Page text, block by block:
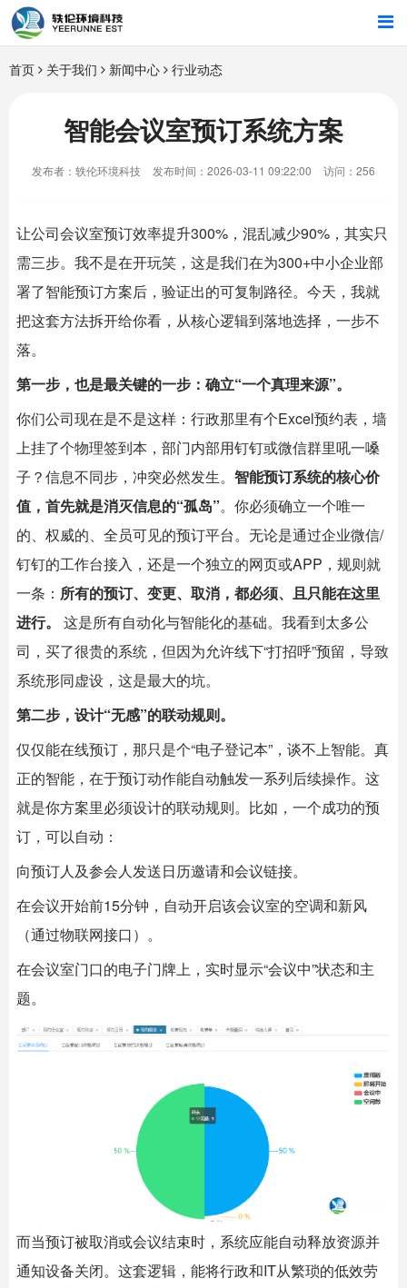
首页
行业解决方案
智能硬件
关于我们
首页 关于我们 新闻中心 行业动态
智能会议室预订系统方案
发布者：轶伦环境科技 发布时间：2026-03-11 09:22:00 访问：256
让公司会议室预订效率提升300%，混乱减少90%，其实只
需三步。我不是在开玩笑，这是我们在为300+中小企业部
署了智能预订方案后，验证出的可复制路径。今天，我就
把这套方法拆开给你看，从核心逻辑到落地选择，一步不
落。
第一步，也是最关键的一步：确立“一个真理来源”。
你们公司现在是不是这样：行政那里有个Excel预约表，墙
上挂了个物理签到本，部门内部用钉钉或微信群里吼一嗓
子？信息不同步，冲突必然发生。 智能预订系统的核心价
值，首先就是消灭信息的“孤岛”。你必须确立一个唯一
的、权威的、全员可见的预订平台。无论是通过企业微信/
钉钉的工作台接入，还是一个独立的网页或APP，规则就
一条： 所有的预订、变更、取消，都必须、且只能在这里
进行。
​ 这是所有自动化与智能化的基础。我看到太多公
司，买了很贵的系统，但因为允许线下“打招呼”预留，导致
系统形同虚设，这是最大的坑。
第二步，设计“无感”的联动规则。
仅仅能在线预订，那只是个“电子登记本”，谈不上智能。真
正的智能，在于预订动作能自动触发一系列后续操作。这
就是你方案里必须设计的联动规则。比如，一个成功的预
订，可以自动：
向预订人及参会人发送日历邀请和会议链接。
在会议开始前15分钟，自动开启该会议室的空调和新风
（通过物联网接口）。
在会议室门口的电子门牌上，实时显示“会议中”状态和主
题。
而当预订被取消或会议结束时，系统应能自动释放资源并
通知设备关闭。这套逻辑，能将行政和IT从繁琐的低效劳